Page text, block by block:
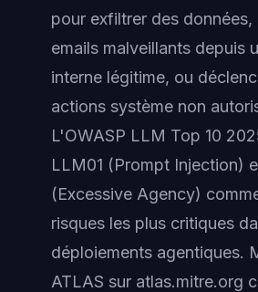
pour exfiltrer des
emails malveillants depuis
interne légitime, ou
actions système non
L'OWASP LLM Top 10
LLM01 (Prompt Injection)
(Excessive Agency)
risques les plus critiques
déploiements agentiques.
ATLAS sur atlas.mitre.org